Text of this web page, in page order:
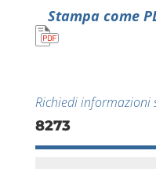
Stampa come
Richiedi informazioni
8273